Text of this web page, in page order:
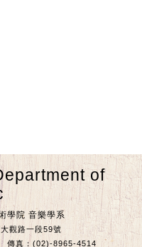
of
學院 音樂學系
觀路一段59號
傳真：(02)-8965-4514